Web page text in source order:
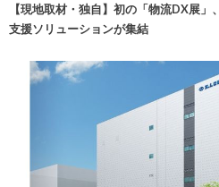
【現地取材・独自】初の「物流DX展
支援ソリューションが集結